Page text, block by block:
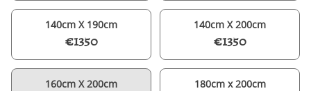
140cm X 190cm
€1350
140cm X 200cm
€1350
160cm X 200cm 180cm x 200cm